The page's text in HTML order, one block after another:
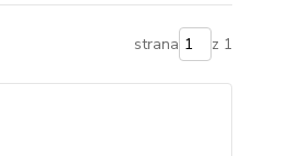
strana z 1